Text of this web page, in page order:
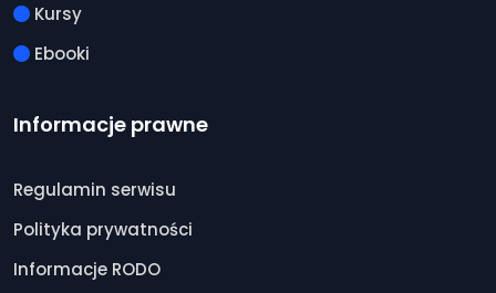
Kursy
Ebooki
Informacje prawne
Regulamin serwisu
Polityka prywatności
Informacje RODO